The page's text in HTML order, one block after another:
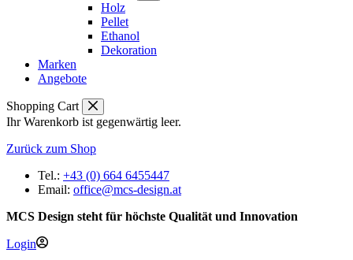
Holz
Pellet
Ethanol
Dekoration
Marken
Angebote
Shopping Cart
Ihr Warenkorb ist gegenwärtig leer.
Zurück zum Shop
Tel.: +43 (0) 664 6455447
Email: office@mcs-design.at
MCS Design steht für höchste Qualität und Innovation
Login